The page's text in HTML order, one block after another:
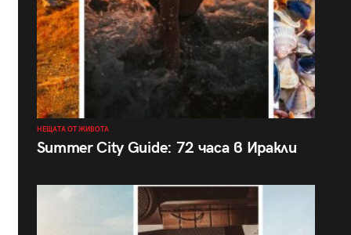
НЕЩАТА ОТ ЖИВОТА
Summer City Guide: 72 часа в Иракли